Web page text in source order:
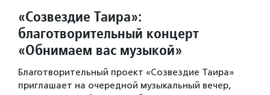
«Созвездие Таира»:
благотворительный концерт
«Обнимаем вас музыкой»
Благотворительный проект «Созвездие Таира»
приглашает на очередной музыкальный вечер,